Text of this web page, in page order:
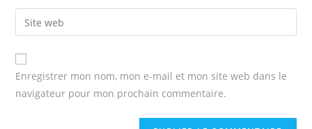
comment
email
address
comment
Enter
your
website
URL
(optional)
Enregistrer mon nom, mon e-mail et mon site web dans le
navigateur pour mon prochain commentaire.